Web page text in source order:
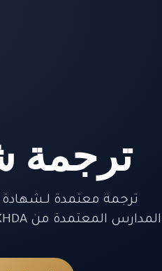
ترجمة
المدارس المعتمدة من KHDA، مكاتب الجوازات. تسليم 4 إلى 24 ساعة — من 60 درهم للصفحة.